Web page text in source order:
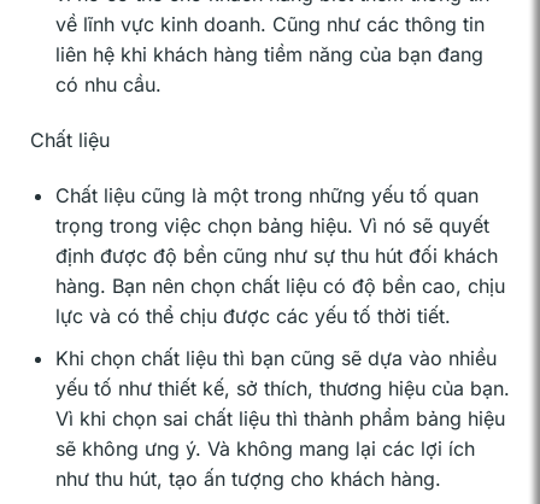
về lĩnh vực kinh doanh. Cũng như các thông tin
liên hệ khi khách hàng tiềm năng của bạn đang
có nhu cầu.
Chất liệu
Chất liệu cũng là một trong những yếu tố quan
trọng trong việc chọn bảng hiệu. Vì nó sẽ quyết
định được độ bền cũng như sự thu hút đối khách
hàng. Bạn nên chọn chất liệu có độ bền cao, chịu
lực và có thể chịu được các yếu tố thời tiết.
Khi chọn chất liệu thì bạn cũng sẽ dựa vào nhiều
yếu tố như thiết kế, sở thích, thương hiệu của bạn.
Vì khi chọn sai chất liệu thì thành phẩm bảng hiệu
sẽ không ưng ý. Và không mang lại các lợi ích
như thu hút, tạo ấn tượng cho khách hàng.